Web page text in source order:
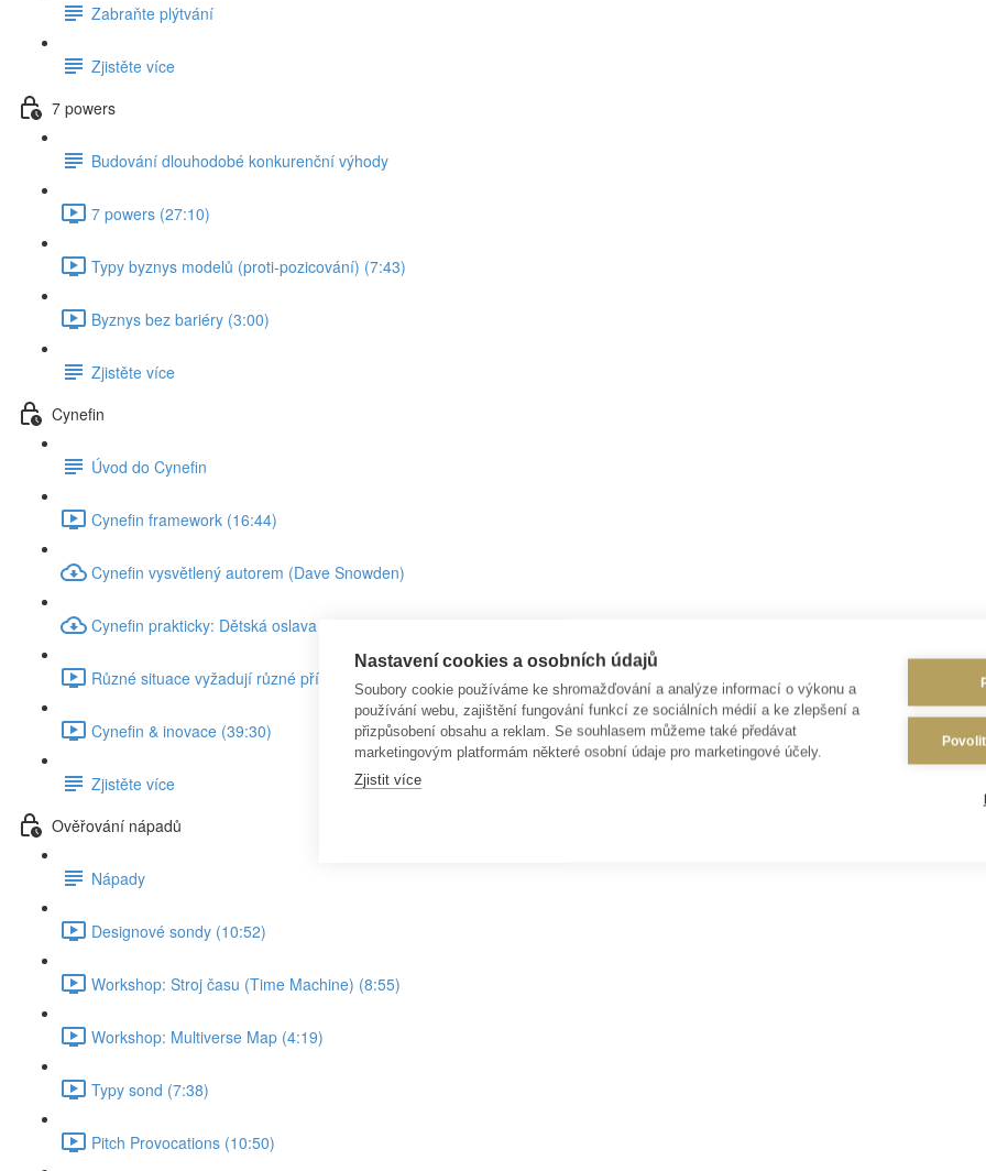
Zabraňte plýtvání
Zjistěte více
7 powers
Budování dlouhodobé konkurenční výhody
7 powers (27:10)
Typy byznys modelů (proti-pozicování) (7:43)
Byznys bez bariéry (3:00)
Zjistěte více
Cynefin
Úvod do Cynefin
Cynefin framework (16:44)
Cynefin vysvětlený autorem (Dave Snowden)
Cynefin prakticky: Dětská oslava
Různé situace vyžadují různé přístupy (4:47)
Cynefin & inovace (39:30)
Zjistěte více
Ověřování nápadů
Nápady
Designové sondy (10:52)
Workshop: Stroj času (Time Machine) (8:55)
Workshop: Multiverse Map (4:19)
Typy sond (7:38)
Pitch Provocations (10:50)
Nastavení cookies a osobních údajů
Soubory cookie používáme ke shromažďování a analýze informací o výkonu a
používání webu, zajištění fungování funkcí ze sociálních médií a ke zlepšení a
přizpůsobení obsahu a reklam. Se souhlasem můžeme také předávat
marketingovým platformám některé osobní údaje pro marketingové účely.
Zjistit více